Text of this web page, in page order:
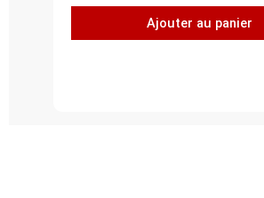
Gaine
spiralée,
Ajouter au panier